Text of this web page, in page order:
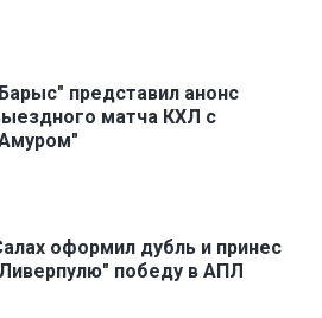
представил анонс
матча КХЛ с
оформил дубль и принес
победу в АПЛ